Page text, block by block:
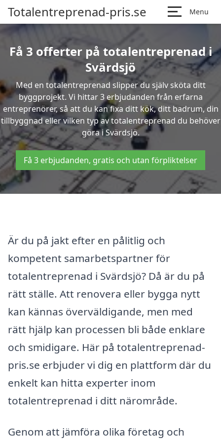
Totalentreprenad-pris.se Menu
Få 3 offerter på totalentreprenad i
Svärdsjö
Med en totalentreprenad slipper du själv sköta ditt
byggprojekt. Vi hittar 3 erbjudanden från erfarna
entreprenörer, så att du kan fixa ditt kök, ditt badrum, din
tillbyggnad eller vilken typ av totalentreprenad du behöver
göra i Svärdsjö.
Få 3 erbjudanden, gratis och utan förpliktelser
Är du på jakt efter en pålitlig och
kompetent samarbetspartner för
totalentreprenad i Svärdsjö? Då är du på
rätt ställe. Att renovera eller bygga nytt
kan kännas överväldigande, men med
rätt hjälp kan processen bli både enklare
och smidigare. Här på totalentreprenad-
pris.se erbjuder vi dig en plattform där du
enkelt kan hitta experter inom
totalentreprenad i ditt närområde.
Genom att jämföra olika företag och